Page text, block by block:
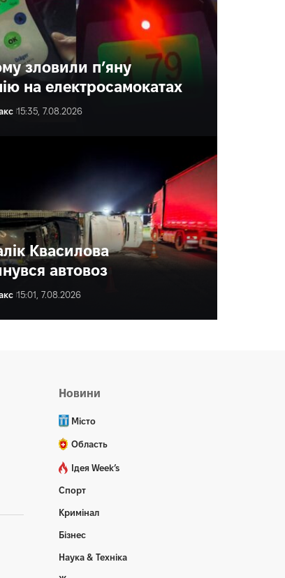
зловили п’яну
на електросамокатах
15:35, 7.08.2026
Квасилова
автовоз
15:01, 7.08.2026
Новини
Місто
Область
Ідея Week’s
Спорт
Кримінал
Бізнес
Наука & Техніка